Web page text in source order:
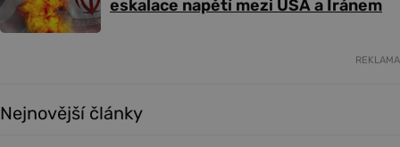
eskalace napětí mezi USA a Íránem
REKLAMA
Nejnovější články